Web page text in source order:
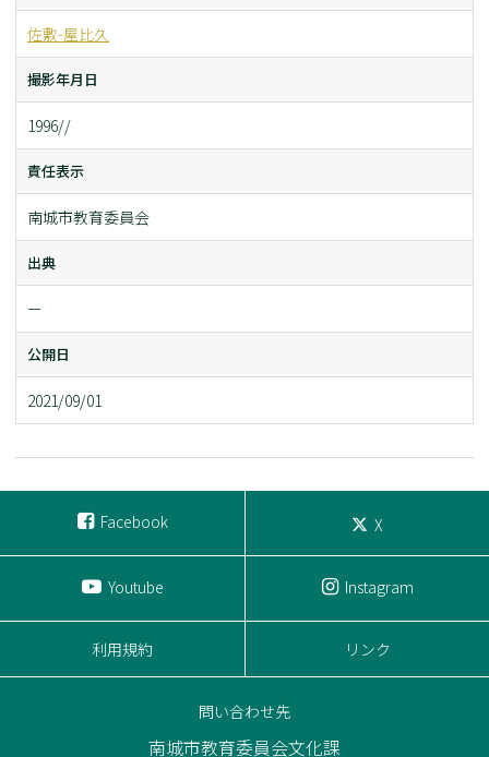
佐敷-屋比久
撮影年月日
1996//
責任表示
南城市教育委員会
出典
ー
公開日
2021/09/01
Facebook X
Youtube Instagram
利用規約 リンク
問い合わせ先
南城市教育委員会文化課